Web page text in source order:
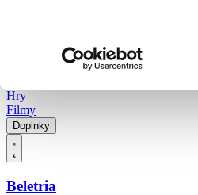
Hry
Filmy
Doplnky
Beletria